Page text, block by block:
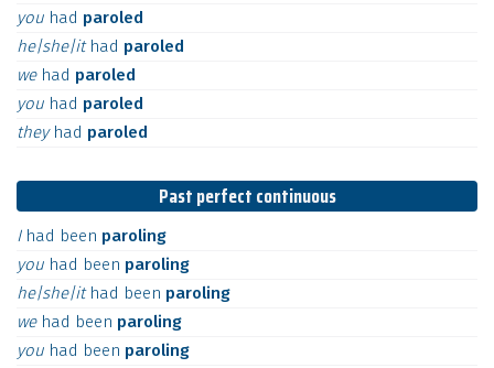
you had paroled
he|she|it had paroled
we had paroled
you had paroled
they had paroled
Past perfect continuous
I had been paroling
you had been paroling
he|she|it had been paroling
we had been paroling
you had been paroling